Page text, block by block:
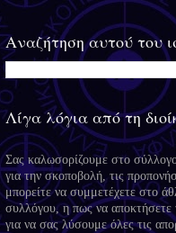
Αναζήτηση αυτού του
Λίγα λόγια από τη
Σας καλωσορίζουμε στο
για την σκοποβολή, τις
μπορείτε να συμμετέχετε στο
συλλόγου, η πως να αποκτήσετε
για να σας λύσουμε όλες τις